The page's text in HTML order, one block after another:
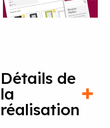
Détails de
la
réalisation